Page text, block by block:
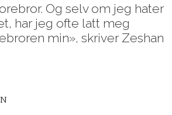
Og selv om jeg hater
har jeg ofte latt meg
min», skriver Zeshan